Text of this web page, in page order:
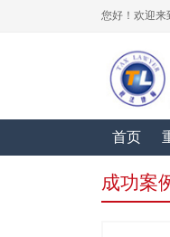
您好！欢迎来
首页
成功案